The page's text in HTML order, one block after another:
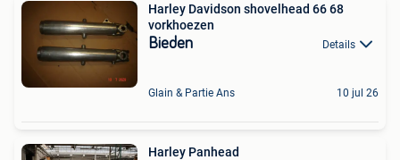
Harley Davidson shovelhead 66 68
vorkhoezen
Bieden Details
Glain & Partie Ans 10 jul 26
Harley Panhead